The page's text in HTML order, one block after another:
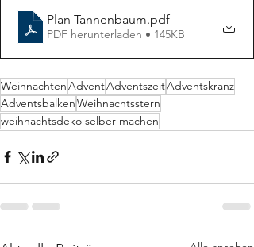
Plan Tannenbaum.pdf
PDF herunterladen • 145KB
WeihnachtenAdventAdventszeitAdventskranz
AdventsbalkenWeihnachtsstern
weihnachtsdeko selber machen